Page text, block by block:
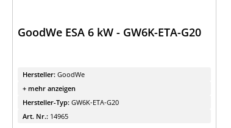
GoodWe ESA 6 kW - GW6K-ETA-G20
Hersteller: GoodWe
+ mehr anzeigen
Hersteller-Typ: GW6K-ETA-G20
Art. Nr.: 14965